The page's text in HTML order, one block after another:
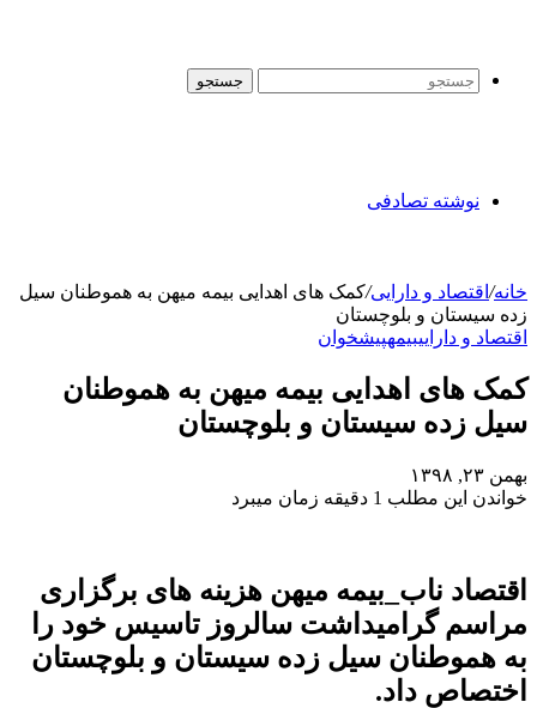
جستجو
نوشته تصادفی
خانه/ اقتصاد و دارایی/کمک های اهدایی بیمه میهن به هموطنان سیل
زده سیستان و بلوچستان
اقتصاد و داراییبیمهپیشخوان
کمک های اهدایی بیمه میهن به هموطنان
سیل زده سیستان و بلوچستان
بهمن ۲۳, ۱۳۹۸
خواندن این مطلب 1 دقیقه زمان میبرد
اقتصاد ناب_بیمه میهن هزینه های برگزاری
مراسم گرامیداشت سالروز تاسیس خود را
به هموطنان سیل زده سیستان و بلوچستان
اختصاص داد.